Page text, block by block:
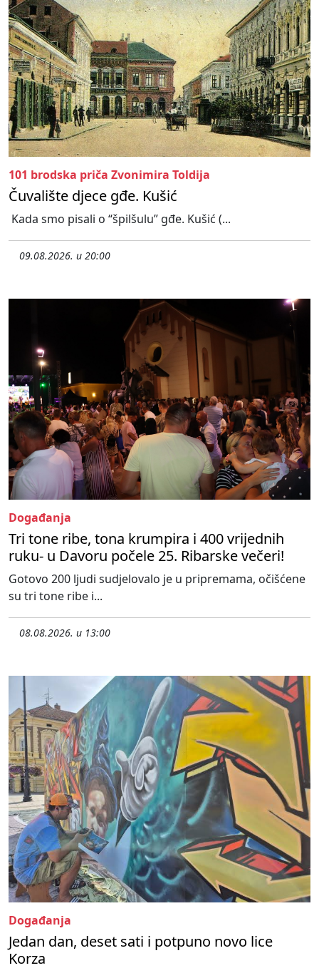
101 brodska priča Zvonimira Toldija
Čuvalište djece gđe. Kušić
Kada smo pisali o “špilšulu” gđe. Kušić (...
09.08.2026. u 20:00
Događanja
Tri tone ribe, tona krumpira i 400 vrijednih
ruku- u Davoru počele 25. Ribarske večeri!
Gotovo 200 ljudi sudjelovalo je u pripremama, očišćene
su tri tone ribe i...
08.08.2026. u 13:00
Događanja
Jedan dan, deset sati i potpuno novo lice
Korza